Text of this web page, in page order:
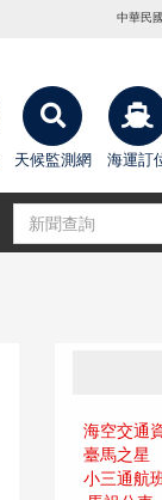
中華民
天候監測網 海運訂
海空交通
臺馬之星
小三通航